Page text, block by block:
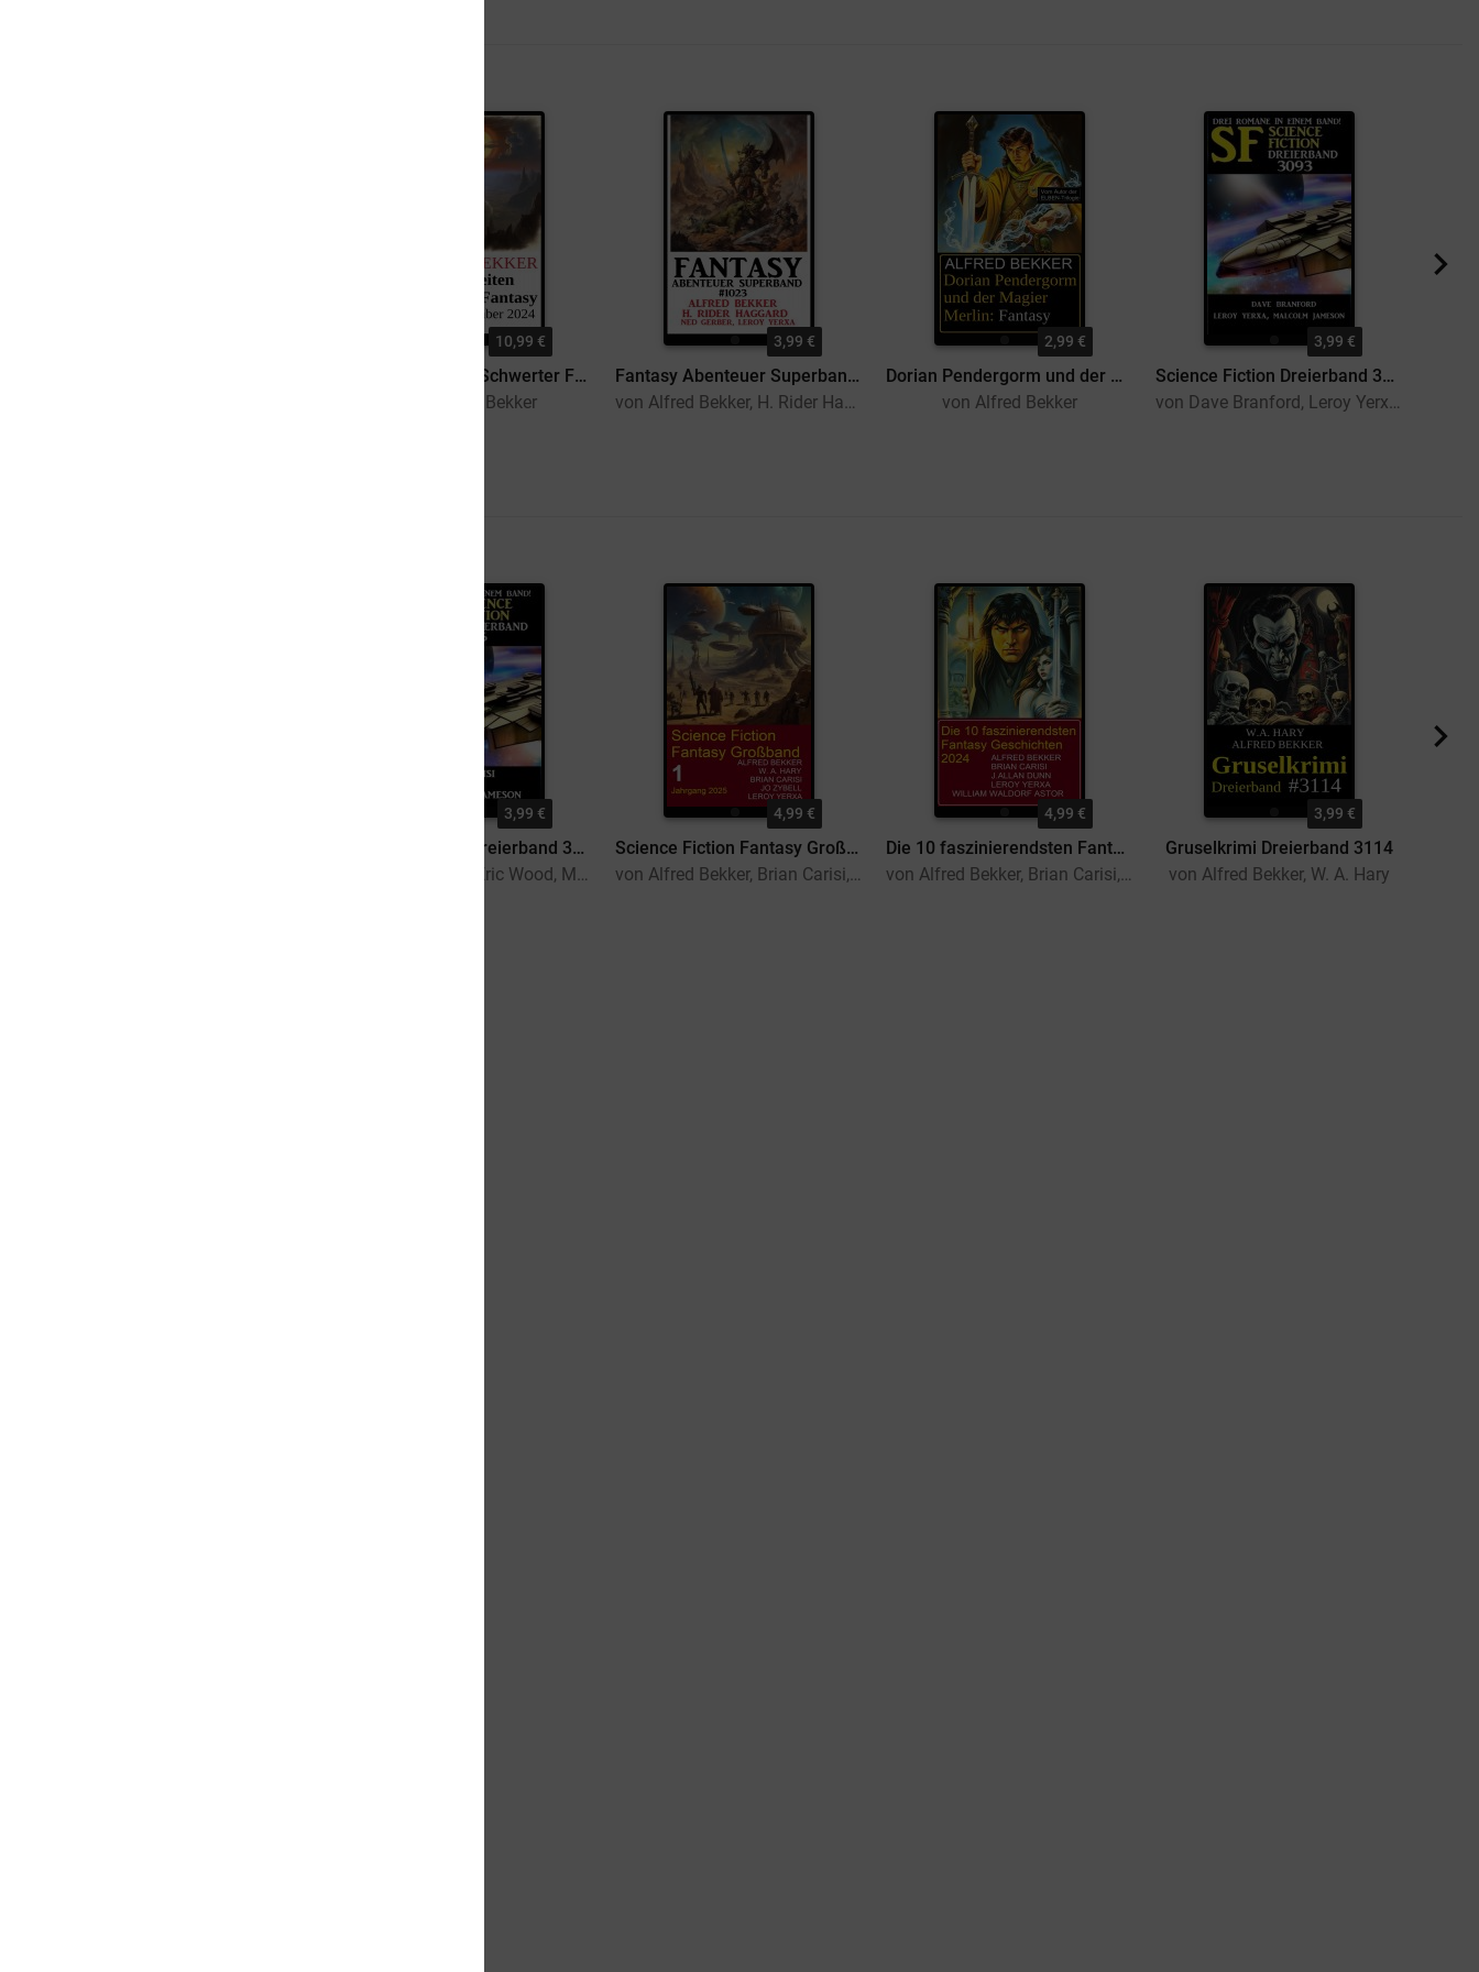
10,99 €
Das 1700 Seiten Schwerter Fantasy Bundle Dezember 2024
von Alfred Bekker
3,99 €
Fantasy Abenteuer Superband 1023
von Alfred Bekker, H. Rider Haggard, Leroy Yerxa, Ned Gerber
2,99 €
Dorian Pendergorm und der Magier Merlin: Fantasy
von Alfred Bekker
3,99 €
Science Fiction Dreierband 3093
von Dave Branford, Leroy Yerxa, Malcolm Jameson
3,99 €
Science Fiction Dreierband 3096
von Brian Carisi, Eric Wood, Malcolm Jameson
4,99 €
Science Fiction Fantasy Großband 1 Jahrgang 2025
von Alfred Bekker, Brian Carisi, Jo Zybell, W. A. Hary
4,99 €
Die 10 faszinierendsten Fantasy Geschichten 2024
von Alfred Bekker, Brian Carisi, Leroy Yerxa, William Waldorf Astor, J. Allan Dunn
3,99 €
Gruselkrimi Dreierband 3114
von Alfred Bekker, W. A. Hary